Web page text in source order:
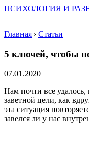
ПСИХОЛОГИЯ И
Главная › Статьи
5 ключей, чтобы
07.01.2020
Нам почти все
заветной цели, как
эта ситуация
завелся ли у нас